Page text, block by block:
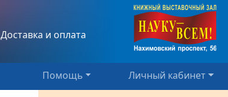
Доставка и оплата
Помощь Личный кабинет